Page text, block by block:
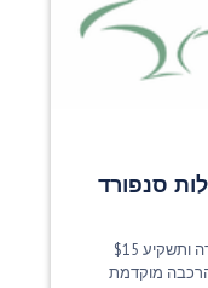
סנפורד
Caterpillar Inc. תוסיף 40 מקומות עבודה ותשקיע $15
מוקדמת